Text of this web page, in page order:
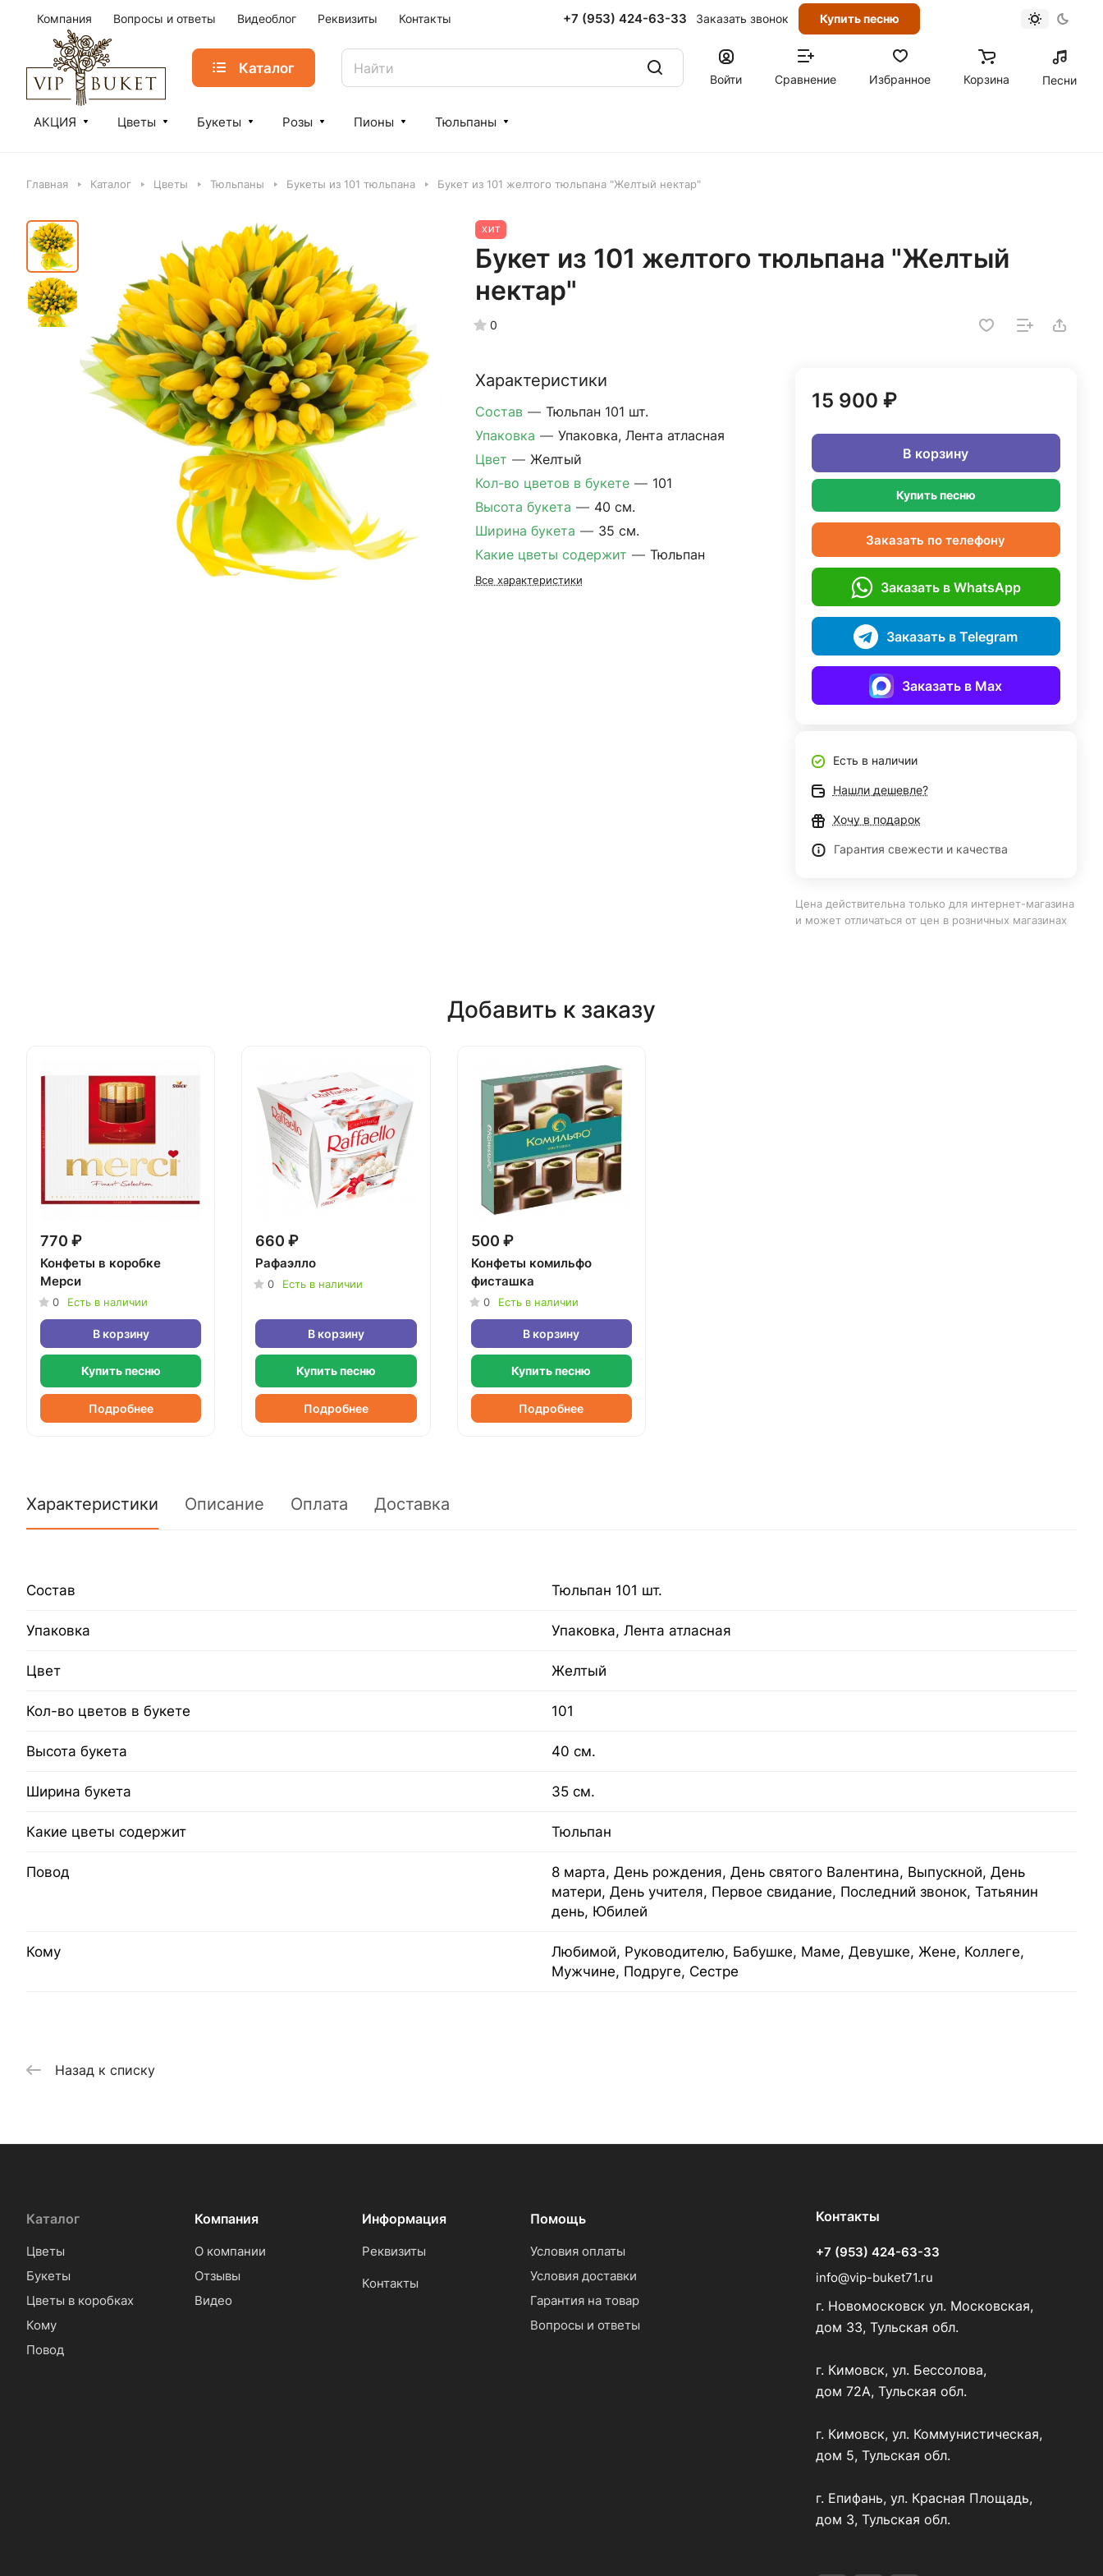
Компания Вопросы и ответы Видеоблог Реквизиты Контакты +7 (953) 424-63-33 Заказать звонок Купить песню
Каталог
Войти Сравнение Избранное Корзина Песни
АКЦИЯ Цветы Букеты Розы Пионы Тюльпаны
Главная Каталог Цветы Тюльпаны Букеты из 101 тюльпана Букет из 101 желтого тюльпана "Желтый нектар"
ХИТ
Букет из 101 желтого тюльпана "Желтый
нектар"
0
Характеристики
Состав — Тюльпан 101 шт.
Упаковка — Упаковка, Лента атласная
Цвет — Желтый
Кол-во цветов в букете — 101
Высота букета — 40 см.
Ширина букета — 35 см.
Какие цветы содержит — Тюльпан
Все характеристики
15 900 ₽
В корзину
Купить песню
Заказать по телефону
Заказать в WhatsApp
Заказать в Telegram
Заказать в Max
Есть в наличии
Нашли дешевле?
Хочу в подарок
Гарантия свежести и качества
Цена действительна только для интернет-магазина
и может отличаться от цен в розничных магазинах
Добавить к заказу
770 ₽
Конфеты в коробке
Мерси
0 Есть в наличии
В корзину
Купить песню
Подробнее
660 ₽
Рафаэлло
0 Есть в наличии
В корзину
Купить песню
Подробнее
500 ₽
Конфеты комильфо
фисташка
0 Есть в наличии
В корзину
Купить песню
Подробнее
Характеристики Описание Оплата Доставка
Состав Тюльпан 101 шт.
Упаковка Упаковка, Лента атласная
Цвет Желтый
Кол-во цветов в букете 101
Высота букета 40 см.
Ширина букета 35 см.
Какие цветы содержит Тюльпан
Повод
8 марта, День рождения, День святого Валентина, Выпускной, День
матери, День учителя, Первое свидание, Последний звонок, Татьянин
день, Юбилей
Кому
Любимой, Руководителю, Бабушке, Маме, Девушке, Жене, Коллеге,
Мужчине, Подруге, Сестре
Назад к списку
Каталог
Цветы
Букеты
Цветы в коробках
Кому
Повод
Компания
О компании
Отзывы
Видео
Информация
Реквизиты
Контакты
Помощь
Условия оплаты
Условия доставки
Гарантия на товар
Вопросы и ответы
Контакты
+7 (953) 424-63-33
info@vip-buket71.ru
г. Новомосковск ул. Московская,
дом 33, Тульская обл.
г. Кимовск, ул. Бессолова,
дом 72А, Тульская обл.
г. Кимовск, ул. Коммунистическая,
дом 5, Тульская обл.
г. Епифань, ул. Красная Площадь,
дом 3, Тульская обл.